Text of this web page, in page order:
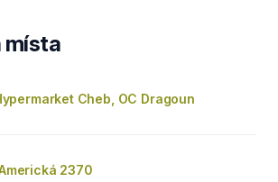
místa
Cheb, OC Dragoun
2370